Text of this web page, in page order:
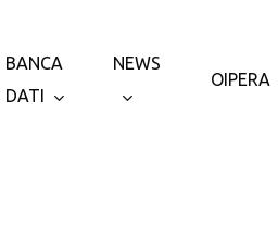
BANCA
DATI
NEWS
OIPERA